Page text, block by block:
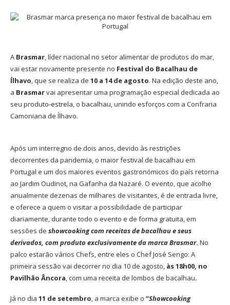
A Brasmar, líder nacional no setor alimentar de produtos do mar,
vai estar novamente presente no Festival do Bacalhau de
Ílhavo, que se realiza de 10 a 14 de agosto. Na edição deste ano,
a Brasmarvai apresentar uma programação especial dedicada ao
seu produto-estrela, o bacalhau, unindo esforços com a Confraria
Camoniana de Ílhavo.
Após um interregno de dois anos, devido às restrições
decorrentes da pandemia, o maior festival de bacalhau em
Portugal e um dos maiores eventos gastronómicos do país retorna
ao Jardim Oudinot, na Gafanha da Nazaré. O evento, que acolhe
anualmente dezenas de milhares de visitantes, é de entrada livre,
e oferece a quem o visitar a possibilidade de participar
diariamente, durante todo o evento e de forma gratuita, em
sessões de showcooking com receitas de bacalhau e seus
derivados, com produto exclusivamente da marca Brasmar. No
palco estarão vários Chefs, entre eles o Chef José Sengo: A
primeira sessão vai decorrer no dia 10 de agosto, às 18h00, no
Pavilhão Âncora, com uma receita de lombos de bacalhau.
Já no dia 11 de setembro, a marca exibe o “Showcooking